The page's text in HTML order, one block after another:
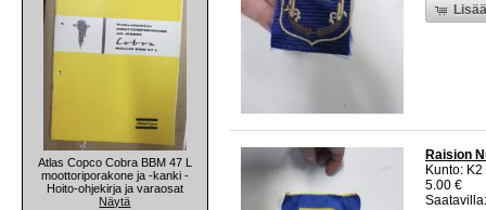
Atlas Copco Cobra BBM 47 L
moottoriporakone ja -kanki -
Hoito-ohjekirja ja varaosat
Näytä
Raision
Kunto:
5.00 €